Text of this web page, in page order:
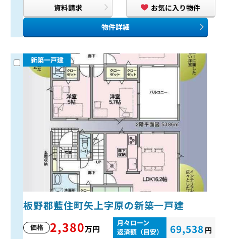
資料請求
お気に入り物件
物件詳細
新築一戸建
板野郡藍住町矢上字原の新築一戸建
価格 2,380万円
月々ローン
返済額（目安）
69,538 円